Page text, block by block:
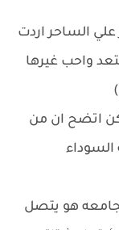
الساحر اردت
واحب غيرها
اتضح ان من
السوداء
هو يتصل